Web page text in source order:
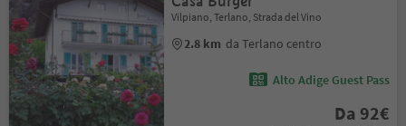
Vilpiano, Terlano, Strada del Vino
2.8 km da Terlano centro
Alto Adige Guest Pass
Da 92€